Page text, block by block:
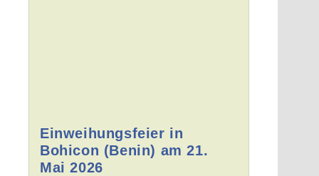
Einweihungsfeier in
Bohicon (Benin) am 21.
Mai 2026